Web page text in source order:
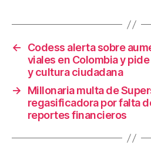
o
k
←
Codess alerta sobre
viales en Colombia y
y cultura ciudadana
→
Millonaria multa de
regasificadora por falta
reportes financieros